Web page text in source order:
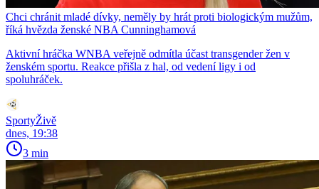
Chci chránit mladé dívky, neměly by hrát proti biologickým mužům,
říká hvězda ženské NBA Cunninghamová
Aktivní hráčka WNBA veřejně odmítla účast transgender žen v
ženském sportu. Reakce přišla z hal, od vedení ligy i od
spoluhráček.
SportyŽivě
dnes, 19:38
3 min